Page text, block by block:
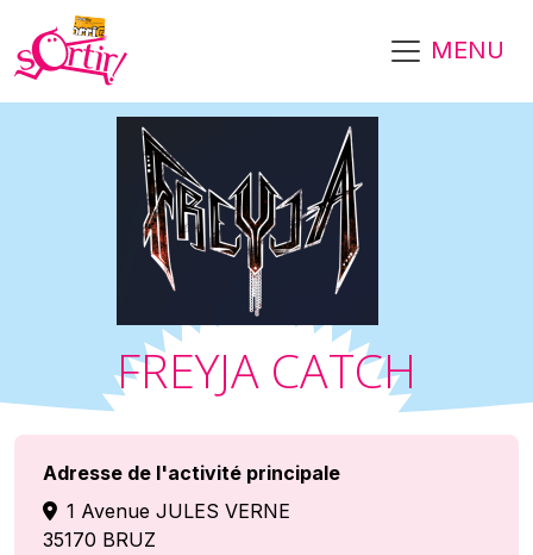
MENU
FREYJA CATCH
Adresse de l'activité principale
1 Avenue JULES VERNE
35170 BRUZ